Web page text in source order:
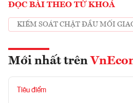
ĐỌC BÀI THEO TỪ KHOÁ
KIỂM SOÁT CHẶT ĐẦU MỐI
Mới nhất trên
Tiêu điểm